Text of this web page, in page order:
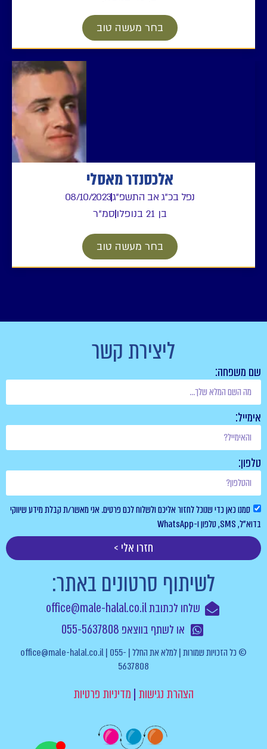
בחר מעשה טוב
אלכסנדר מאסלי
נפל בכ"ג אב התשפ"ג08/10/2023
בן 21 בנופלו
סמ"ר
בחר מעשה טוב
ליצירת קשר
שם משפחה:
אימייל:
טלפון:
סמנו כאן כדי שנוכל לחזור אליכם ולשלוח לכם פרטים. אני מאשר/ת קבלת מידע שיווקי
בדוא”ל, SMS, טלפון ו-WhatsApp
חזרו אלי >
לשיתוף סרטונים באתר:
שלחו לכתובת office@male-halal.co.il
או לשתף בווצאפ 055-5637808
© כל הזכויות שמורות | למלא את החלל | office@male-halal.co.il | 055-
5637808
הצהרת נגישות | מדיניות פרטיות